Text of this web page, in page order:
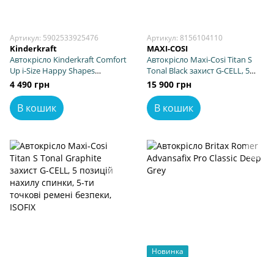
Артикул: 5902533925476
Kinderkraft
Автокрісло Kinderkraft Comfort
Up i-Size Happy Shapes
(KCCOUP02HAP0000)
4 490 грн
В кошик
Артикул: 8156104110
MAXI-COSI
Автокрісло Maxi-Cosi Titan S
Tonal Black захист G-CELL, 5
позицій нахилу спинки, 5-ти
точкові ремені безпеки,
ISOFIX
15 900 грн
В кошик
Новинка